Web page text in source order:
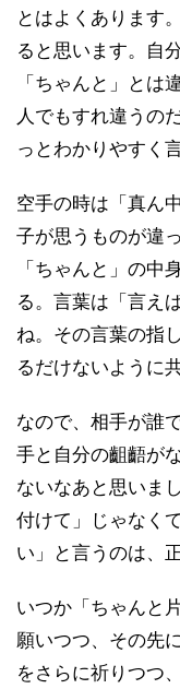
とはよくあります
ると思います。自
「ちゃんと」とは
人でもすれ違うの
っとわかりやすく
空手の時は「真ん
子が思うものが違
「ちゃんと」の中
る。言葉は「言え
ね。その言葉の指
るだけないように
なので、相手が誰
手と自分の齟齬が
ないなあと思いま
付けて」じゃなく
い」と言うのは、
いつか「ちゃんと
願いつつ、その先
をさらに祈りつつ